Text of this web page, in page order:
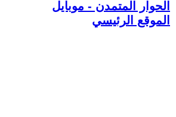
الحوار المتمدن - موبايل
الموقع الرئيسي